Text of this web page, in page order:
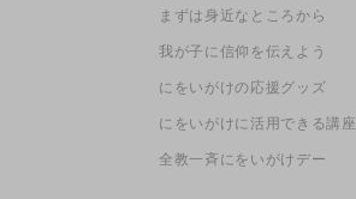
まずは身近なところから
我が子に信仰を伝えよう
にをいがけの応援グッズ
にをいがけに活用できる講座
全教一斉にをいがけデー